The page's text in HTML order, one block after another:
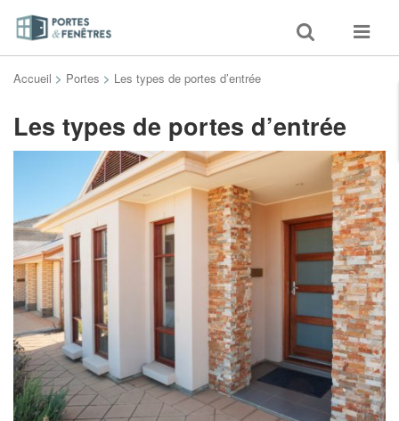
Toggle
search
Toggle
Accueil > Portes > Les types de portes d’entrée
Les types de portes d’entrée